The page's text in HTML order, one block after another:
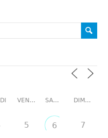
VENDREDI SAMEDI DIMANCHE
5 6 7